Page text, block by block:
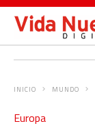
INICIO MUNDO
Europa